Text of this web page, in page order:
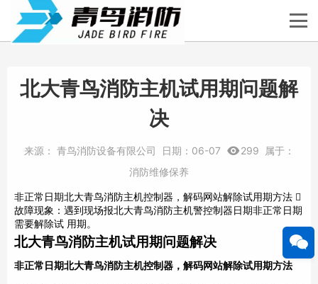
北大青鸟消防主机试用期问题解
决
来源： 青鸟消防设备有限公司 日期： 06-07 299
属于：
消防维修保养
非正常日期北大青鸟消防主机控制器，解码网站解除试用期方法 
故障现象：遇到现场报北大青鸟消防主机警控制器日期非正常日期
需要解除试 用期。
北大青鸟消防主机试用期问题解决
非正常日期北大青鸟消防主机控制器，解码网站解除试用期方法